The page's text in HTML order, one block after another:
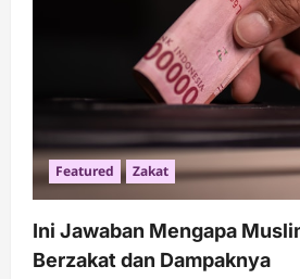
Featured Zakat
Ini Jawaban Mengapa
Berzakat dan Dampaknya